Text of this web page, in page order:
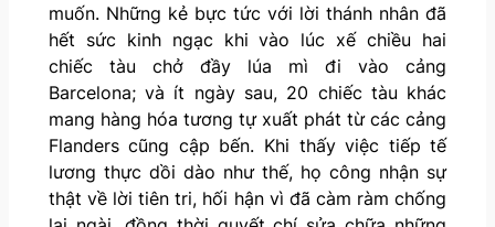
muốn. Những kẻ bực tức với lời thánh nhân đã
hết sức kinh ngạc khi vào lúc xế chiều hai
chiếc tàu chở đầy lúa mì đi vào cảng
Barcelona; và ít ngày sau, 20 chiếc tàu khác
mang hàng hóa tương tự xuất phát từ các cảng
Flanders cũng cập bến. Khi thấy việc tiếp tế
lương thực dồi dào như thế, họ công nhận sự
thật về lời tiên tri, hối hận vì đã càm ràm chống